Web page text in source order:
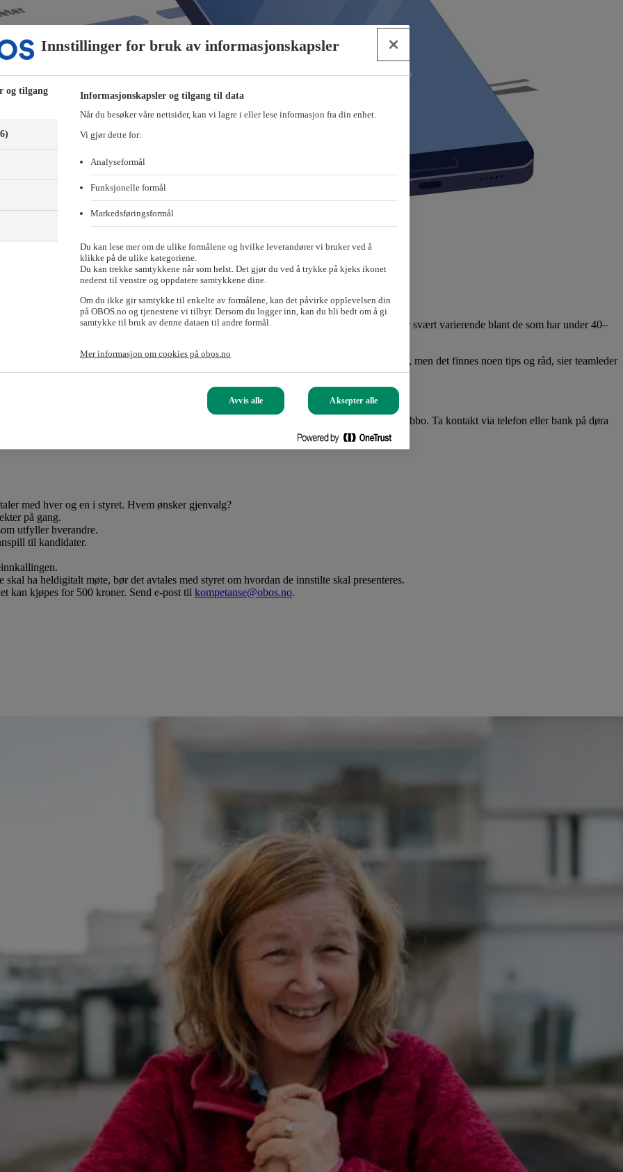
som har valgkomite. Inntrykket er at nesten alle store boligselskap har det, men at det er svært varierende blant de som har under 40–
nye kandidater til styreverv, selv blant de som har valgkomite.
er uavhengige fra styret. Jeg vet det er mange som sliter med rekrutteringen til styreverv, men det finnes noen tips og råd, sier teamleder
viktig ha øynene åpne for beboere som viser engasjement.
og som kanskje gjør litt ekstra på dugnader eller kommer med konstruktive innspill på Vibbo. Ta kontakt via telefon eller bank på døra
dem fysisk enn gjennom e-post og SMS.
med hver og en i styret. Hvem ønsker gjenvalg?
på gang.
utfyller hverandre.
til kandidater.
ha heldigitalt møte, bør det avtales med styret om hvordan de innstilte skal presenteres.
kan kjøpes for 500 kroner. Send e-post til kompetanse@obos.no.
Innstillinger for bruk av informasjonskapsler
og tilgang
Informasjonskapsler og tilgang til data
Når du besøker våre nettsider, kan vi lagre i eller lese informasjon fra din enhet.
Vi gjør dette for:
Analyseformål
Funksjonelle formål
Markedsføringsformål
Du kan lese mer om de ulike formålene og hvilke leverandører vi bruker ved å
klikke på de ulike kategoriene.
Du kan trekke samtykkene når som helst. Det gjør du ved å trykke på kjeks ikonet
nederst til venstre og oppdatere samtykkene dine.
Om du ikke gir samtykke til enkelte av formålene, kan det påvirke opplevelsen din
på OBOS.no og tjenestene vi tilbyr. Dersom du logger inn, kan du bli bedt om å gi
samtykke til bruk av denne dataen til andre formål.
Mer informasjon om cookies på obos.no
Avvis alle Aksepter alle